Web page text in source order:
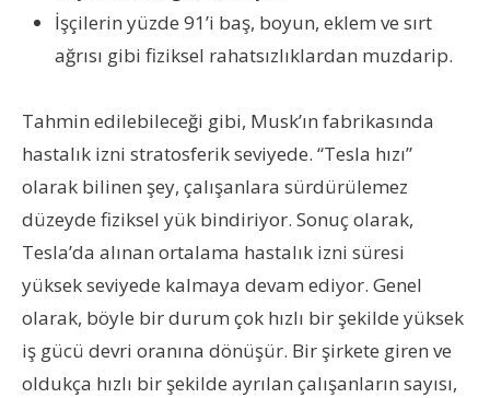
İşçilerin yüzde 91’i baş, boyun, eklem ve sırt
ağrısı gibi fiziksel rahatsızlıklardan muzdarip.
Tahmin edilebileceği gibi, Musk’ın fabrikasında
hastalık izni stratosferik seviyede. “Tesla hızı”
olarak bilinen şey, çalışanlara sürdürülemez
düzeyde fiziksel yük bindiriyor. Sonuç olarak,
Tesla’da alınan ortalama hastalık izni süresi
yüksek seviyede kalmaya devam ediyor. Genel
olarak, böyle bir durum çok hızlı bir şekilde yüksek
iş gücü devri oranına dönüşür. Bir şirkete giren ve
oldukça hızlı bir şekilde ayrılan çalışanların sayısı,